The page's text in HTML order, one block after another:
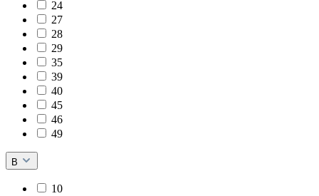
24
27
28
29
35
39
40
45
46
49
B
10